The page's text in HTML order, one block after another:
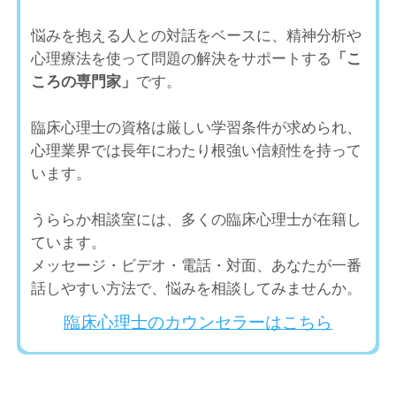
悩みを抱える人との対話をベースに、精神分析や
心理療法を使って問題の解決をサポートする 「こ
ころの専門家」 です。
臨床心理士の資格は厳しい学習条件が求められ、
心理業界では長年にわたり根強い信頼性を持って
います。
うららか相談室には、多くの臨床心理士が在籍し
ています。
メッセージ・ビデオ・電話・対面、あなたが一番
話しやすい方法で、悩みを相談してみませんか。
臨床心理士のカウンセラーはこちら